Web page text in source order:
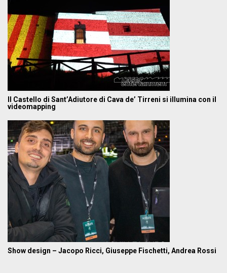
Il Castello di Sant’Adiutore di Cava de’ Tirreni si illumina con il
videomapping
Show design – Jacopo Ricci, Giuseppe Fischetti, Andrea Rossi